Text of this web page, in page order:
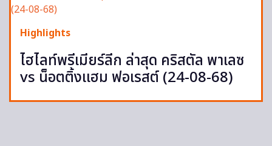
Highlights
ไฮไลท์พรีเมียร์ลีก ล่าสุด คริสตัล พาเลซ
vs น็อตติ้งแฮม ฟอเรสต์ (24-08-68)